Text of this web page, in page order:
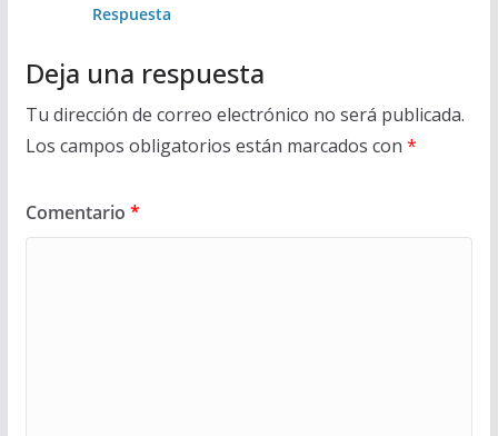
Respuesta
Deja una respuesta
Tu dirección de correo electrónico no será publicada.
Los campos obligatorios están marcados con *
Comentario *